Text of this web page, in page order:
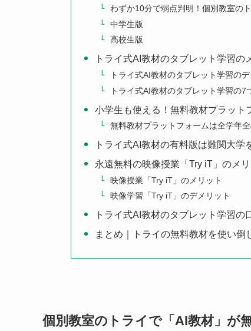
わずか10分で弱点判明！個別教室の
中学生版
高校生版
トライ式AI教材のタブレット学習の
トライ式AI教材のタブレット学習の
トライ式AI教材のタブレット学習の7
小学生も使える！無料教材プラット
無料教材プラットフォームは全学年
トライ式AI教材の有料版は難関大学
永遠無料の映像授業「Try iT」のメ
映像授業「Try iT」のメリット
映像学習「Try iT」のデメリット
トライ式AI教材のタブレット学習の
まとめ｜トライの無料教材を使い倒
個別教室のトライで「AI教材」が